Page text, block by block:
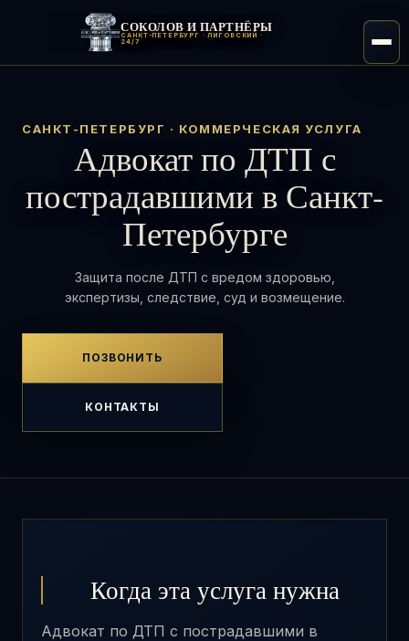
СОКОЛОВ И ПАРТНЁРЫ
САНКТ-ПЕТЕРБУРГ · ЛИГОВСКИЙ ·
24/7
САНКТ-ПЕТЕРБУРГ · КОММЕРЧЕСКАЯ УСЛУГА
Адвокат по ДТП с
пострадавшими в Санкт-
Петербурге
Защита после ДТП с вредом здоровью,
экспертизы, следствие, суд и возмещение.
ПОЗВОНИТЬ
КОНТАКТЫ
Когда эта услуга нужна
Адвокат по ДТП с пострадавшими в